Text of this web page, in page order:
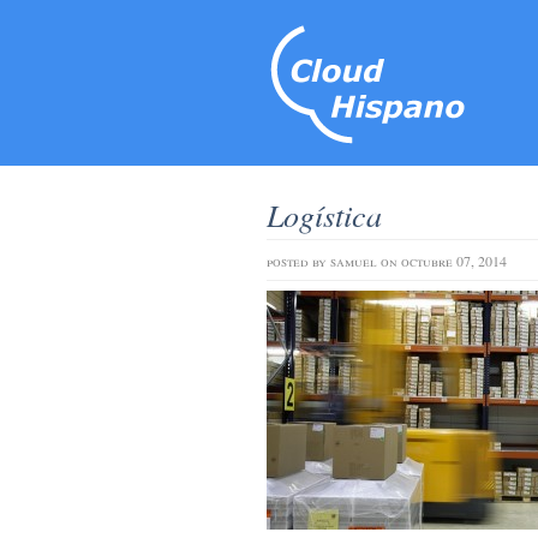
Logística
posted by samuel on octubre 07, 2014